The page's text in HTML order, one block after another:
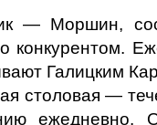
— Моршин,
конкурентом.
Галицким
столовая —
ежедневно.